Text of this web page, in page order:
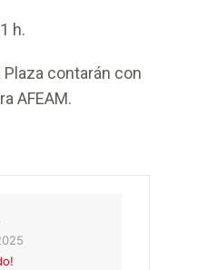
h.
contarán con
AFEAM.